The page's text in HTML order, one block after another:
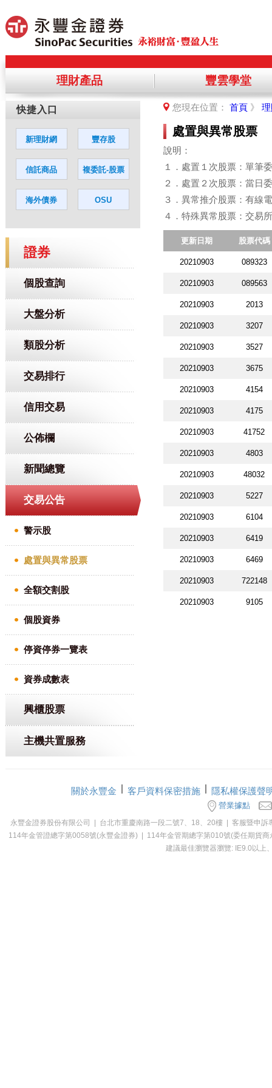
理財產品 豐雲學堂
證券
個股查詢
大盤分析
類股分析
交易排行
信用交易
公佈欄
新聞總覽
交易公告
警示股
處置與異常股票
全額交割股
個股資券
停資停券一覽表
資券成數表
興櫃股票
主機共置服務
您現在位置： 首頁 》
處置與異常股票
說明：
１．處置１次股票：單筆
２．處置２次股票：當日
３．異常推介股票：有線
４．特殊異常股票：交易
更新日期 股票代碼
20210903 089323
20210903 089563
20210903 2013
20210903 3207
20210903 3527
20210903 3675
20210903 4154
20210903 4175
20210903 41752
20210903 4803
20210903 48032
20210903 5227
20210903 6104
20210903 6419
20210903 6469
20210903 722148
20210903 9105
關於永豐金 客戶資料保密措施 隱私權保護聲
營業據點
永豐金證券股份有限公司 | 台北市重慶南路一段二號7、18、20樓 | 客服暨申
114年金管證總字第0058號(永豐金證券) | 114年金管期總字第010號(委任期貨
建議最佳瀏覽器瀏覽: IE9.0以上
您若同意繼續進入該網站，請點選